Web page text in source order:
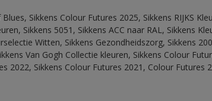
Sikkens Colour Futures 2025, Sikkens RIJKS
Sikkens 5051, Sikkens ACC naar RAL, Sikkens
Witten, Sikkens Gezondheidszorg, Sikkens
Van Gogh Collectie kleuren, Sikkens Colour
2022, Sikkens Colour Futures 2021, Colour Futures